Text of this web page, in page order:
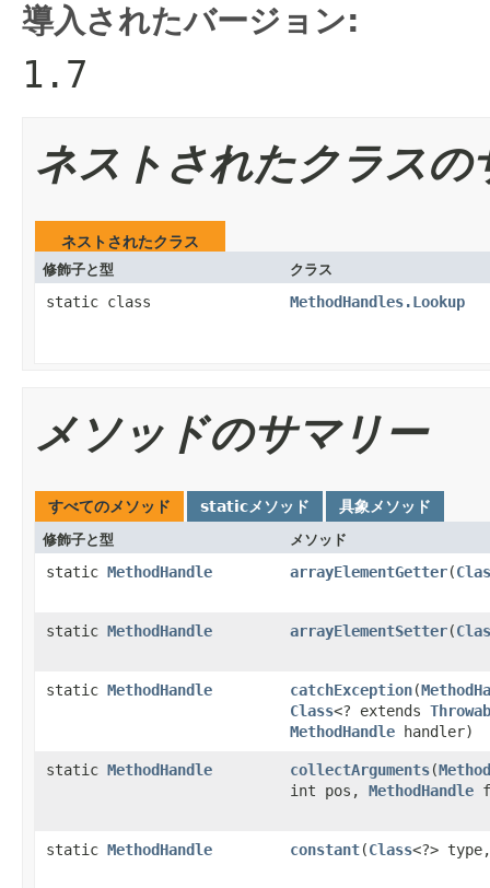
導入されたバージョン:
1.7
ネストされたクラスの
ネストされたクラス
修飾子と型 クラス
static class MethodHandles.Lookup
メソッドのサマリー
すべてのメソッド staticメソッド 具象メソッド
修飾子と型 メソッド
static MethodHandle arrayElementGetter(
static MethodHandle arrayElementSetter(
static MethodHandle catchException(
Class<? extends
MethodHandle handler)
static MethodHandle collectArguments(
int pos, MethodHandle
static MethodHandle constant(Class<?>